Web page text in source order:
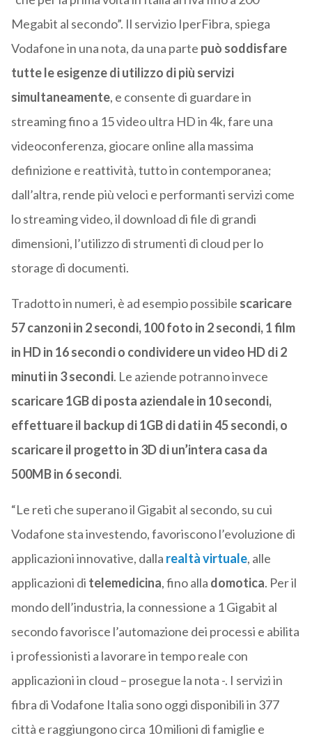
Megabit al secondo”. Il servizio IperFibra, spiega
Vodafone in una nota, da una parte può soddisfare
tutte le esigenze di utilizzo di più servizi
simultaneamente, e consente di guardare in
streaming fino a 15 video ultra HD in 4k, fare una
videoconferenza, giocare online alla massima
definizione e reattività, tutto in contemporanea;
dall’altra, rende più veloci e performanti servizi come
lo streaming video, il download di file di grandi
dimensioni, l’utilizzo di strumenti di cloud per lo
storage di documenti.
Tradotto in numeri, è ad esempio possibile scaricare
57 canzoni in 2 secondi, 100 foto in 2 secondi, 1 film
in HD in 16 secondi o condividere un video HD di 2
minuti in 3 secondi. Le aziende potranno invece
scaricare 1GB di posta aziendale in 10 secondi,
effettuare il backup di 1GB di dati in 45 secondi, o
scaricare il progetto in 3D di un’intera casa da
500MB in 6 secondi.
“Le reti che superano il Gigabit al secondo, su cui
Vodafone sta investendo, favoriscono l’evoluzione di
applicazioni innovative, dalla realtà virtuale, alle
applicazioni di telemedicina, fino alla domotica. Per il
mondo dell’industria, la connessione a 1 Gigabit al
secondo favorisce l’automazione dei processi e abilita
i professionisti a lavorare in tempo reale con
applicazioni in cloud – prosegue la nota -. I servizi in
fibra di Vodafone Italia sono oggi disponibili in 377
città e raggiungono circa 10 milioni di famiglie e